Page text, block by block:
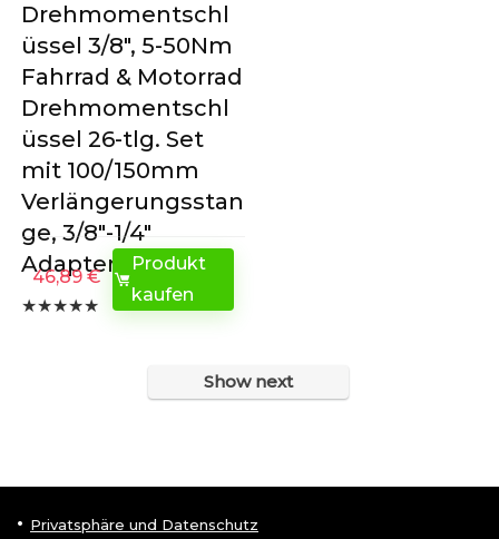
Drehmomentschl
üssel 3/8″, 5-50Nm
Fahrrad & Motorrad
Drehmomentschl
üssel 26-tlg. Set
mit 100/150mm
Verlängerungsstan
ge, 3/8″-1/4″
Adapter,…
★★★★★
46,89€
Produkt
kaufen
Show next
Privatsphäre und Datenschutz